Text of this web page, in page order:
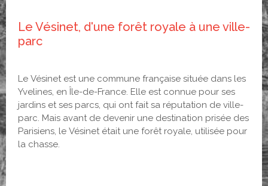
Le Vésinet, d'une forêt royale à une ville-
parc
Le Vésinet est une commune française située dans les
Yvelines, en Île-de-France. Elle est connue pour ses
jardins et ses parcs, qui ont fait sa réputation de ville-
parc. Mais avant de devenir une destination prisée des
Parisiens, le Vésinet était une forêt royale, utilisée pour
la chasse.